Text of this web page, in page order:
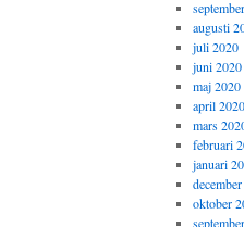
augusti
juli 2020
juni 2020
maj 2020
april 2020
mars
februari
januari
oktober